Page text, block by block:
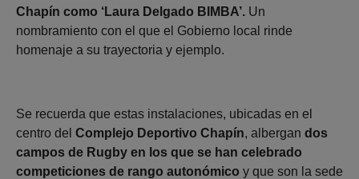
Chapín como ‘Laura Delgado BIMBA’. Un
nombramiento con el que el Gobierno local rinde
homenaje a su trayectoria y ejemplo.
Se recuerda que estas instalaciones, ubicadas en el
centro del Complejo Deportivo Chapín, albergan dos
campos de Rugby en los que se han celebrado
competiciones de rango autonómico y que son la sede